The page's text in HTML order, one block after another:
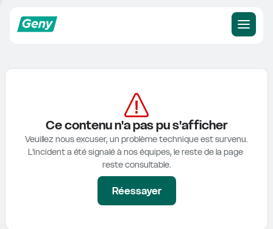
Ce contenu n'a pas pu s'afficher
Veuillez nous excuser, un problème technique est survenu.
L'incident a été signalé à nos équipes, le reste de la page
reste consultable.
Réessayer